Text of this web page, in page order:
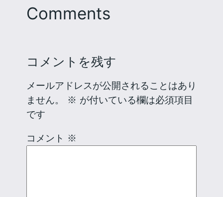
Comments
コメントを残す
メールアドレスが公開されることはあり
ません。
※ が付いている欄は必須項目
です
コメント ※